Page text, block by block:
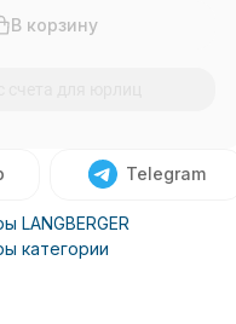
В корзину
Telegram
LANGBERGER
категории